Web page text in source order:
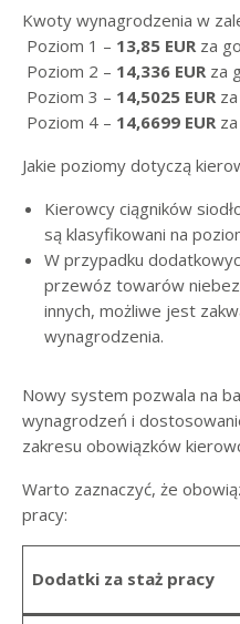
Kwoty wynagrodzenia w
Poziom 1 – 13,85 EUR za
Poziom 2 – 14,336 EUR za
Poziom 3 – 14,5025 EUR
Poziom 4 – 14,6699 EUR
Jakie poziomy dotyczą
Kierowcy ciągników
są klasyfikowani na
W przypadku
przewóz towarów
innych, możliwe jest
wynagrodzenia.
Nowy system pozwala na
wynagrodzeń i
zakresu obowiązków
Warto zaznaczyć, że
pracy:
Dodatki za staż pracy